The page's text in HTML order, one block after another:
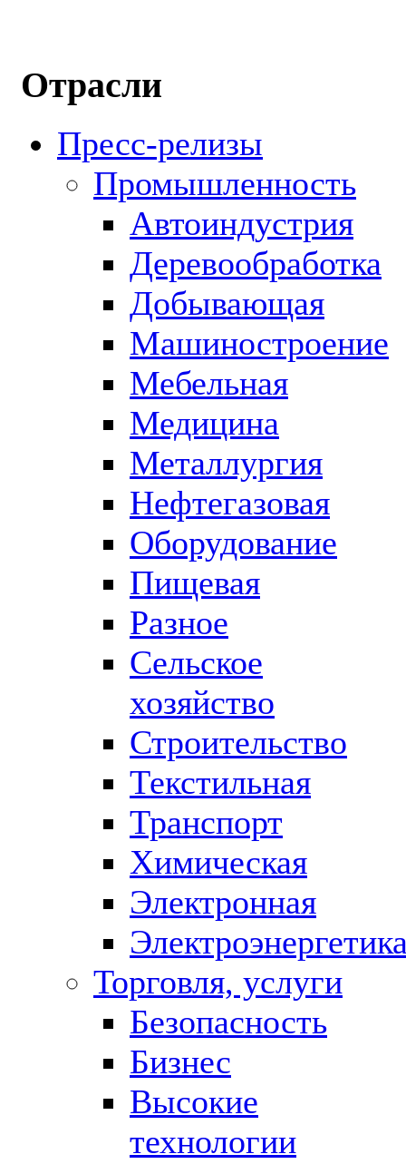
Отрасли
Пресс-релизы
Промышленность
Автоиндустрия
Деревообработка
Добывающая
Машиностроение
Мебельная
Медицина
Металлургия
Нефтегазовая
Оборудование
Пищевая
Разное
Сельское
хозяйство
Строительство
Текстильная
Транспорт
Химическая
Электронная
Торговля, услуги
Безопасность
Бизнес
Высокие
технологии